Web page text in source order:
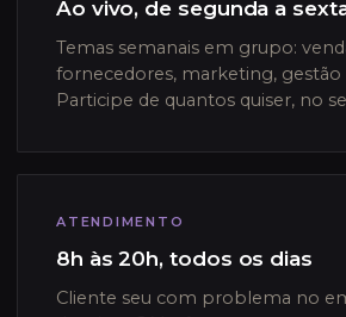
Ao vivo, de segunda a
Temas semanais em grupo:
fornecedores, marketing, gestão
Participe de quantos quiser, no
ATENDIMENTO
8h às 20h, todos os dias
Cliente seu com problema no